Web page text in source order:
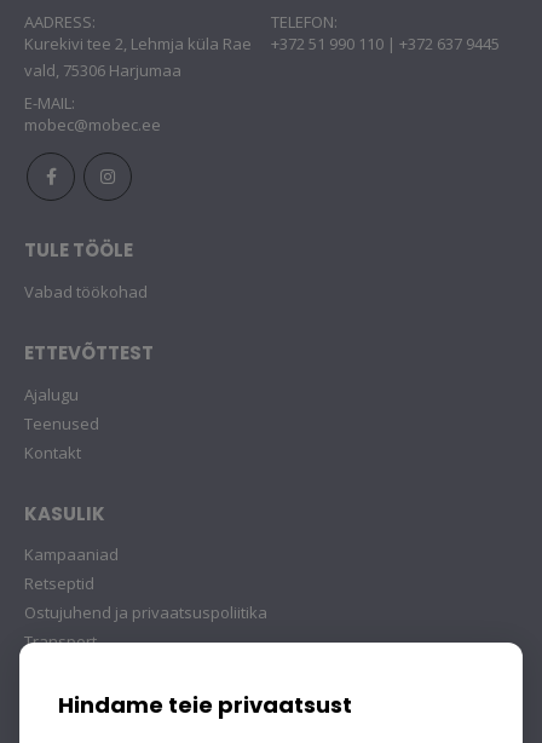
AADRESS:
Kurekivi tee 2, Lehmja küla Rae
vald, 75306 Harjumaa
TELEFON:
+372 51 990 110 | +372 637 9445
E-MAIL:
mobec@mobec.ee
TULE TÖÖLE
Vabad töökohad
ETTEVÕTTEST
Ajalugu
Teenused
Kontakt
KASULIK
Kampaaniad
Retseptid
Ostujuhend ja privaatsuspoliitika
Transport
Hindame teie privaatsust